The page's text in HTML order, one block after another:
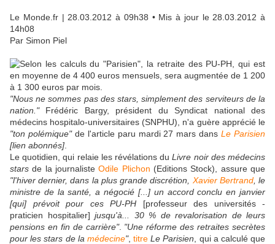
Le Monde.fr| 28.03.2012 à 09h38 • Mis à jour le 28.03.2012 à
14h08
Par Simon Piel
"Nous ne sommes pas des stars, simplement des serviteurs de la
nation."Frédéric Bargy, président du Syndicat national des
médecins hospitalo-universitaires (SNPHU), n'a guère apprécié le
"ton polémique"de l'article paru mardi 27 mars dansLe Parisien
[lien abonnés]
Le quotidien, qui relaie les révélations duLivre noir des médecins
stars de la journalisteOdile Plichon (Editions Stock), assure que
"l'hiver dernier, dans la plus grande discrétion, Xavier Bertrand, le
ministre de la santé, a négocié [...] un accord conclu en janvier
[qui] prévoit pour ces PU-PH [professeur des universités -
praticien hospitalier] jusqu'à... 30 % de revalorisation de leurs
pensions en fin de carrière". "Une réforme des retraites secrètes
pour les stars de la médecine",titre Le Parisien , qui a calculé que